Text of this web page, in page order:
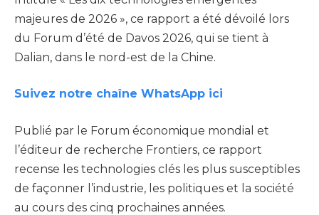
majeures de 2026 », ce rapport a été dévoilé lors
du Forum d’été de Davos 2026, qui se tient à
Dalian, dans le nord-est de la Chine.
Suivez notre chaîne WhatsApp ici
Publié par le Forum économique mondial et
l’éditeur de recherche Frontiers, ce rapport
recense les technologies clés les plus susceptibles
de façonner l’industrie, les politiques et la société
au cours des cinq prochaines années.